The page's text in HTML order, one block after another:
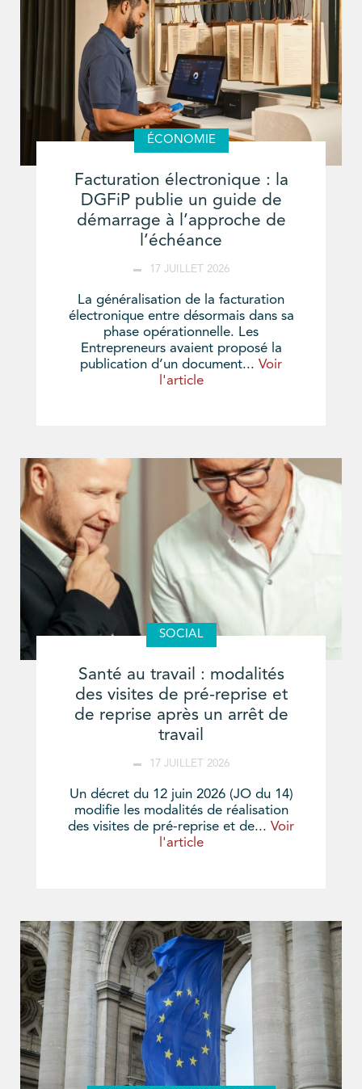
ÉCONOMIE
Facturation électronique : la
DGFiP publie un guide de
démarrage à l’approche de
l’échéance
17 JUILLET 2026
La généralisation de la facturation
électronique entre désormais dans sa
phase opérationnelle. Les
Entrepreneurs avaient proposé la
publication d’un document... Voir
l'article
SOCIAL
Santé au travail : modalités
des visites de pré-reprise et
de reprise après un arrêt de
travail
17 JUILLET 2026
Un décret du 12 juin 2026 (JO du 14)
modifie les modalités de réalisation
des visites de pré-reprise et de... Voir
l'article